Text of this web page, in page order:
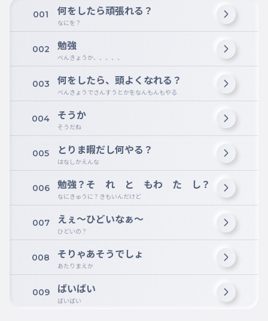
001 何をしたら頑張れる？
なにを？
002 勉強
べんきょうか、、、、、
003 何をしたら、頭よくなれる？
べんきょうでさんすうとかをなんもんもやる
004 そうか
そうだね
005 とりま暇だし何やる？
はなしかえんな
006 勉強？そ れ と もわ た し？
なにきゅうに？きもいんだけど
007 えぇ〜ひどいなぁ〜
ひどいの？
008 そりゃあそうでしょ
あたりまえか
009 ばいばい
ばいばい